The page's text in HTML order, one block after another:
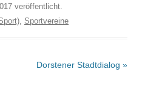
veröffentlicht.
Sportvereine
Dorstener Stadtdialog »